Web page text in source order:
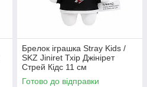
Брелок іграшка Stray Kids /
SKZ Jiniret Тхір Джінірет
Стрей Кідс 11 см
Готово до відправки